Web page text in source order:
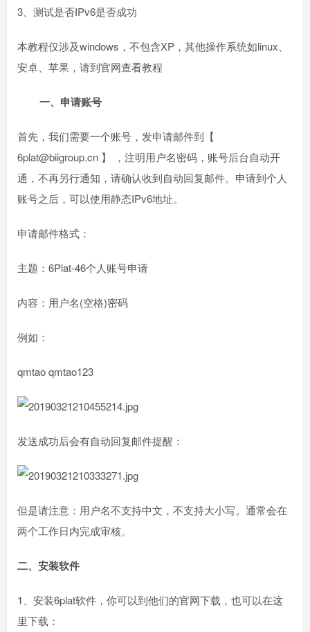
3、测试是否IPv6是否成功
本教程仅涉及windows，不包含XP，其他操作系统如linux、
安卓、苹果，请到官网查看教程
一、申请账号
首先，我们需要一个账号，发申请邮件到【
6plat@biigroup.cn 】 ，注明用户名密码，账号后台自动开
通，不再另行通知，请确认收到自动回复邮件。申请到个人
账号之后，可以使用静态IPv6地址。
申请邮件格式：
主题：6Plat-46个人账号申请
内容：用户名(空格)密码
例如：
qmtao qmtao123
发送成功后会有自动回复邮件提醒：
但是请注意：用户名不支持中文，不支持大小写。通常会在
两个工作日内完成审核。
二、安装软件
1、安装6plat软件，你可以到他们的官网下载，也可以在这
里下载：